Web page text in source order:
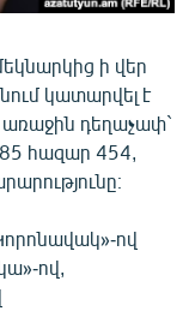
ի վեր
կատարվել է
դեղաչափ`
հազար 454,
ով
ով,